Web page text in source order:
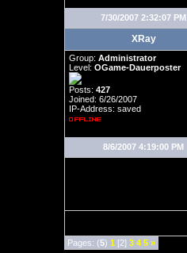
7/30/2007 2:32:07 PM
XRay
Group: Administrator
Level: OGame-Dauerposter
Posts: 427
Joined: 6/26/2007
IP-Address: saved
8/6/2007 4:19:00 PM
Pages: (5) 1 [2] 3 4 5 »